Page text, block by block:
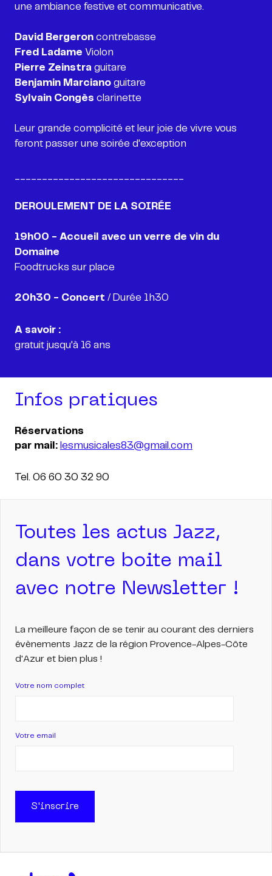
une ambiance festive et communicative.
David Bergeron
Fred Ladame
Pierre Zeinstra
Benjamin Marciano
Sylvain Congès clarinette
Leur grande complicité et leur joie de vivre vous
feront passer une soirée d'exception
19h00 - Accueil avec un verre de vin du
Foodtrucks sur place
20h30 - Concert / Durée 1h30
A savoir :
Infos pratiques
Réservations
par mail: lesmusicales83@gmail.com
Tel. 06 60 30 32 90
Toutes les actus Jazz,
dans votre boite mail
avec notre Newsletter !
La meilleure façon de se tenir au courant des derniers
évènements Jazz de la région Provence-Alpes-Côte
d'Azur et bien plus !
Votre nom complet
Votre email
S'inscrire